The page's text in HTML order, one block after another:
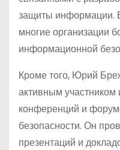
защиты информации.
многие организации
информационной
Кроме того, Юрий
активным участником
конференций и
безопасности. Он
презентаций и